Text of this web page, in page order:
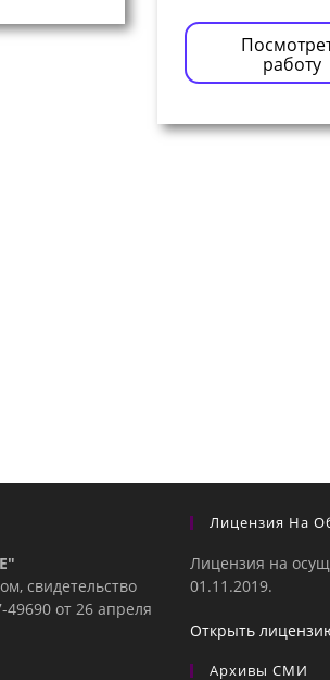
работу
свидетельство
от 26 апреля
Лицензия На
Лицензия на
01.11.2019.
Открыть
Архивы СМИ